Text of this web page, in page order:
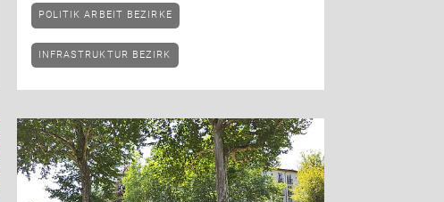
POLITIK ARBEIT BEZIRKE
INFRASTRUKTUR BEZIRK